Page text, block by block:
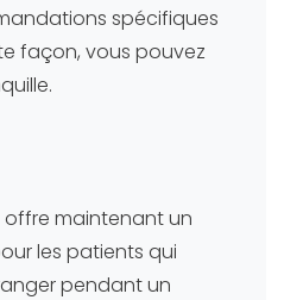
spécifiques
façon, vous pouvez
offre maintenant un
les patients qui
pendant un